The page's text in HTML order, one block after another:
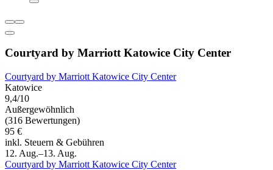
Courtyard by Marriott Katowice City Center
Courtyard by Marriott Katowice City Center
Katowice
9,4/10
Außergewöhnlich
(316 Bewertungen)
95 €
inkl. Steuern & Gebühren
12. Aug.–13. Aug.
Courtyard by Marriott Katowice City Center